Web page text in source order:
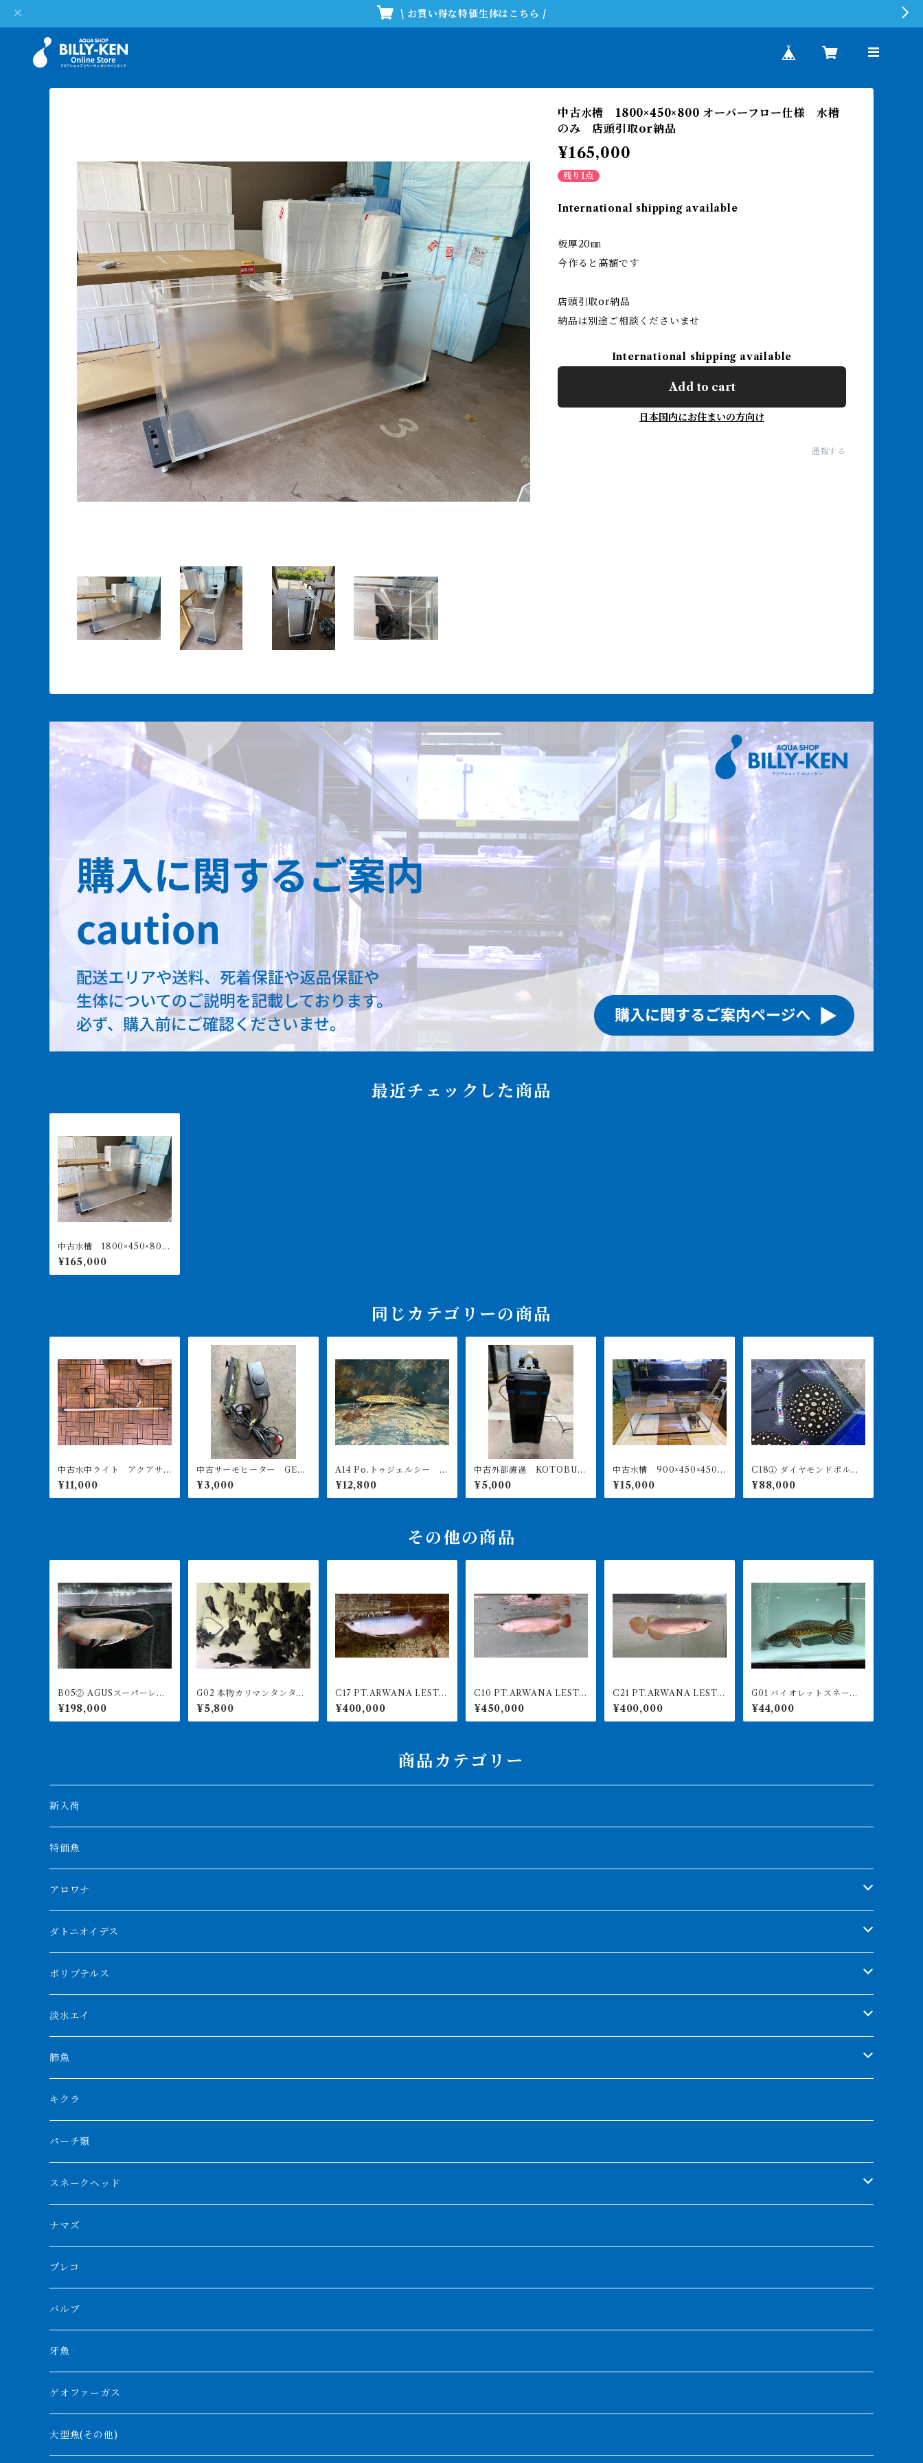
\ お買い得な特価生体はこちら /
中古水槽 1800×450×800 オーバーフロー仕様 水槽
のみ 店頭引取or納品
¥165,000
残り1点
International shipping available
板厚20㎜
今作ると高額です
店頭引取or納品
納品は別途ご相談くださいませ
International shipping available
Add to cart
日本国内にお住まいの方向け
通報する
最近チェックした商品
中古水槽 1800×450×800
オーバーフロー仕様 水槽
のみ 店頭引取or納品
¥165,000
同じカテゴリーの商品
中古水中ライト アクアサ
ンライト1200 使用3ヶ月美
品
¥11,000
中古サーモヒーター GEX
サーモ&300Wヒーターセッ
ト 引き取り限定
¥3,000
A14 Po.トゥジェルシー 2
0㎝前後
¥12,800
中古外部濾過 KOTOBUK
I POWERBOX V1200 引
き取り限定
¥5,000
中古水槽 900×450×450ア
クリル水槽 上部濾過セッ
ト
¥15,000
C18① ダイヤモンドポル
カ アルビノヘテロ 体盤1
6㎝前後 ♀
¥88,000
その他の商品
B05② AGUSスーパーレッ
ドF4 20㎝前後 PT.ARWA
NA LESTARI アジアアロワ
ナ 紅龍 260-005129
¥198,000
G02 本物カリマンタンタイ
ガー（ボルネオタイガー）
8-11㎝前後 ダトニオプ
ラスワン インドネシア便
¥5,800
C17 PT.ARWANA LESTA
RI 最高峰紅龍 アブソリュ
ートレッド 17㎝前後 260
-005156 アグスファーム
¥400,000
C10 PT.ARWANA LESTA
RI 最高峰紅龍 アブソリュ
ートレッド 16㎝前後 26
0-005154 アグスファーム
¥450,000
C21 PT.ARWANA LESTA
RI 最高峰紅龍 アブソリュ
ートレッド 18㎝前後 26
0-005151 アグスファーム
¥400,000
G01 バイオレットスネーク
ヘッド 32㎝前後 ハイフ
ィン ビッグテール
¥44,000
商品カテゴリー
新入荷
特価魚
アロワナ
クンパイ
アブソリュートレッド
AGUS スーパーレッドF4
特殊アロワナ
厳選 過背金龍
フルゴールデンクロスバック
ブルーベースクロスバック
BILLY-KENオリジナルブランド紅龍
チョッパーレッド
ブルレッド
その他アジアアロワナ
特殊個体
紅龍
バンジャール
シルバーアロワナ
ブラックアロワナ
ノーザンバラムンディ
その他アロワナ
ダトニオイデス
シャムタイガー
特殊ダトニオ
ダトニオプラスワン
リアルバンド
フォークバンド
フォーバータイガー
メニーバータイガー
ニューギニアダトニオ
ポリプテルス
モンスターポリプ
特殊ポリプ
プラチナ個体
ショート個体
ハイブリッドポリプ
エンドリケリー
ギニア
ナイジェリア
ナイルビチャー
ナポレオンビチャー
バロ川
ビキールビキール
トゥルカナ湖
オモ川
タンガニーカビチャー
アンソルギー
コウロントン
ラプラディ
ギニア
コンギクス
淡水エイ
シナガワダイヤ
ダイヤモンドポルカ
クロコダイル
その他淡水エイ
肺魚
ネオケラ
その他肺魚
キクラ
パーチ類
スネークヘッド
チャンナバルカ
大型スネークヘッド
中型スネークヘッド
小型スネークヘッド
ナマズ
プレコ
バルブ
牙魚
ゲオファーガス
大型魚(その他)